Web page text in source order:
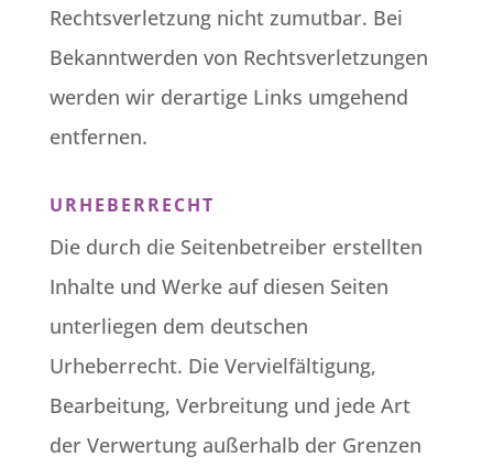
Rechtsverletzung nicht zumutbar. Bei
Bekanntwerden von Rechtsverletzungen
werden wir derartige Links umgehend
entfernen.
URHEBERRECHT
Die durch die Seitenbetreiber erstellten
Inhalte und Werke auf diesen Seiten
unterliegen dem deutschen
Urheberrecht. Die Vervielfältigung,
Bearbeitung, Verbreitung und jede Art
der Verwertung außerhalb der Grenzen